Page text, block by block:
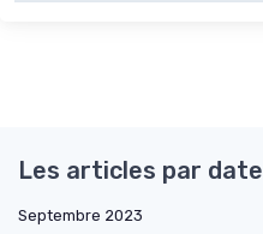
Les articles par date
Septembre 2023